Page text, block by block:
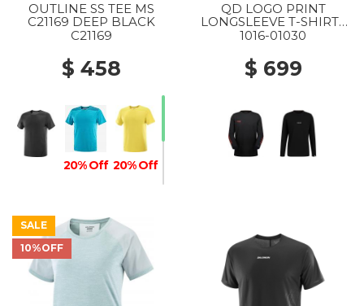
OUTLINE SS TEE MS
C21169 DEEP BLACK
C21169
$ 458
20% Off 20% Off
QD LOGO PRINT
LONGSLEEVE T-SHIRTS
AF MS 00756 BLACK-
1016-01030
$ 699
SALE
10%OFF